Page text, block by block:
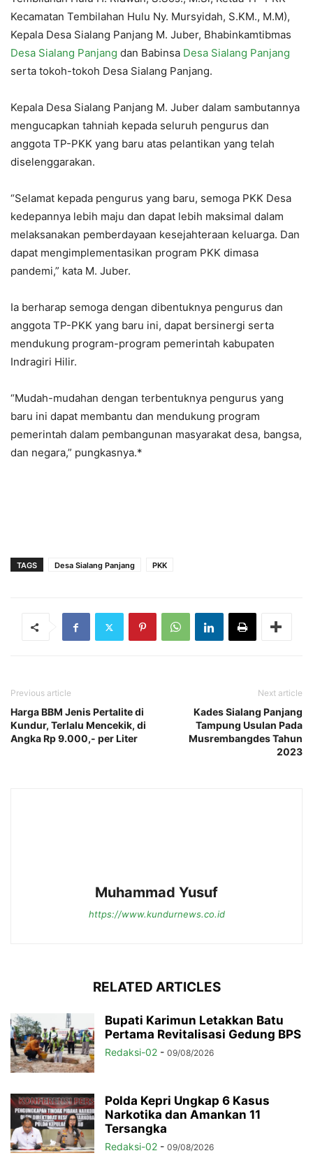
Kecamatan Tembilahan Hulu Ny. Mursyidah, S.KM., M.M),
Kepala Desa Sialang Panjang M. Juber, Bhabinkamtibmas
Desa Sialang Panjang dan Babinsa Desa Sialang Panjang
serta tokoh-tokoh Desa Sialang Panjang.
Kepala Desa Sialang Panjang M. Juber dalam sambutannya
mengucapkan tahniah kepada seluruh pengurus dan
anggota TP-PKK yang baru atas pelantikan yang telah
diselenggarakan.
“Selamat kepada pengurus yang baru, semoga PKK Desa
kedepannya lebih maju dan dapat lebih maksimal dalam
melaksanakan pemberdayaan kesejahteraan keluarga. Dan
dapat mengimplementasikan program PKK dimasa
pandemi,” kata M. Juber.
Ia berharap semoga dengan dibentuknya pengurus dan
anggota TP-PKK yang baru ini, dapat bersinergi serta
mendukung program-program pemerintah kabupaten
Indragiri Hilir.
“Mudah-mudahan dengan terbentuknya pengurus yang
baru ini dapat membantu dan mendukung program
pemerintah dalam pembangunan masyarakat desa, bangsa,
dan negara,” pungkasnya.*
TAGS Desa Sialang Panjang PKK
Previous article
Harga BBM Jenis Pertalite di
Kundur, Terlalu Mencekik, di
Angka Rp 9.000,- per Liter
Next article
Kades Sialang Panjang
Tampung Usulan Pada
Musrembangdes Tahun
2023
Muhammad Yusuf
https://www.kundurnews.co.id
RELATED ARTICLES
Bupati Karimun Letakkan Batu
Pertama Revitalisasi Gedung BPS
Redaksi-02 - 09/08/2026
Polda Kepri Ungkap 6 Kasus
Narkotika dan Amankan 11
Tersangka
Redaksi-02 - 09/08/2026